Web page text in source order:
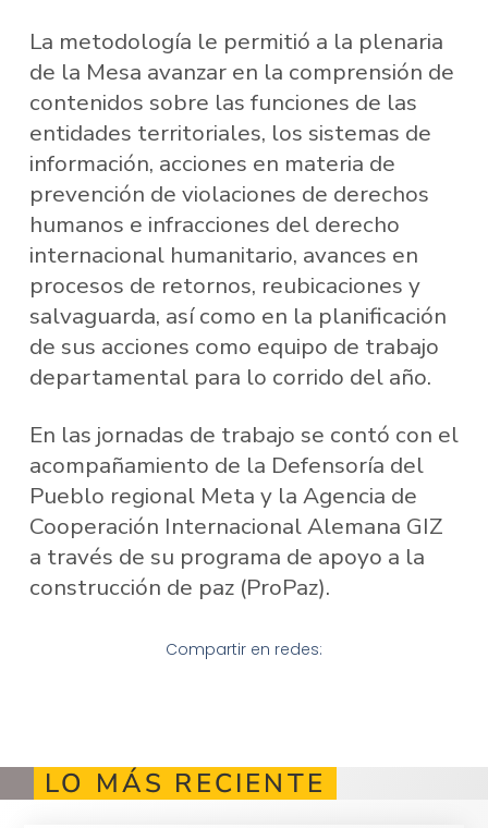
La metodología le permitió a la plenaria
de la Mesa avanzar en la comprensión de
contenidos sobre las funciones de las
entidades territoriales, los sistemas de
información, acciones en materia de
prevención de violaciones de derechos
humanos e infracciones del derecho
internacional humanitario, avances en
procesos de retornos, reubicaciones y
salvaguarda, así como en la planificación
de sus acciones como equipo de trabajo
departamental para lo corrido del año.
En las jornadas de trabajo se contó con el
acompañamiento de la Defensoría del
Pueblo regional Meta y la Agencia de
Cooperación Internacional Alemana GIZ
a través de su programa de apoyo a la
construcción de paz (ProPaz).
Compartir en redes:
LO MÁS RECIENTE